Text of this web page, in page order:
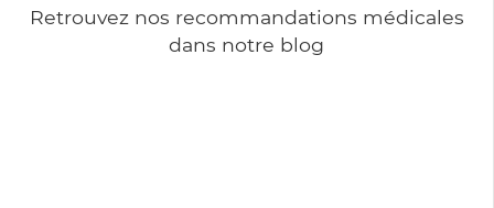
Retrouvez nos recommandations médicales
dans notre blog